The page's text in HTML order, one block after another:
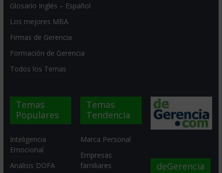
Glosario Inglés – Español
Los mejores MBA
Firmas de Gerencia
Formación de Gerencia
Todos los Temas
Temas
Populares
Inteligencia
Emocional
Análisis DOFA
Temas
Tendencia
Marca Personal
Empresas
familiares
deGerencia